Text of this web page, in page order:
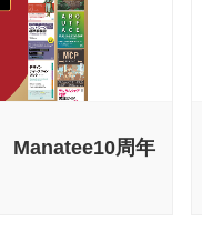
Manatee10周年